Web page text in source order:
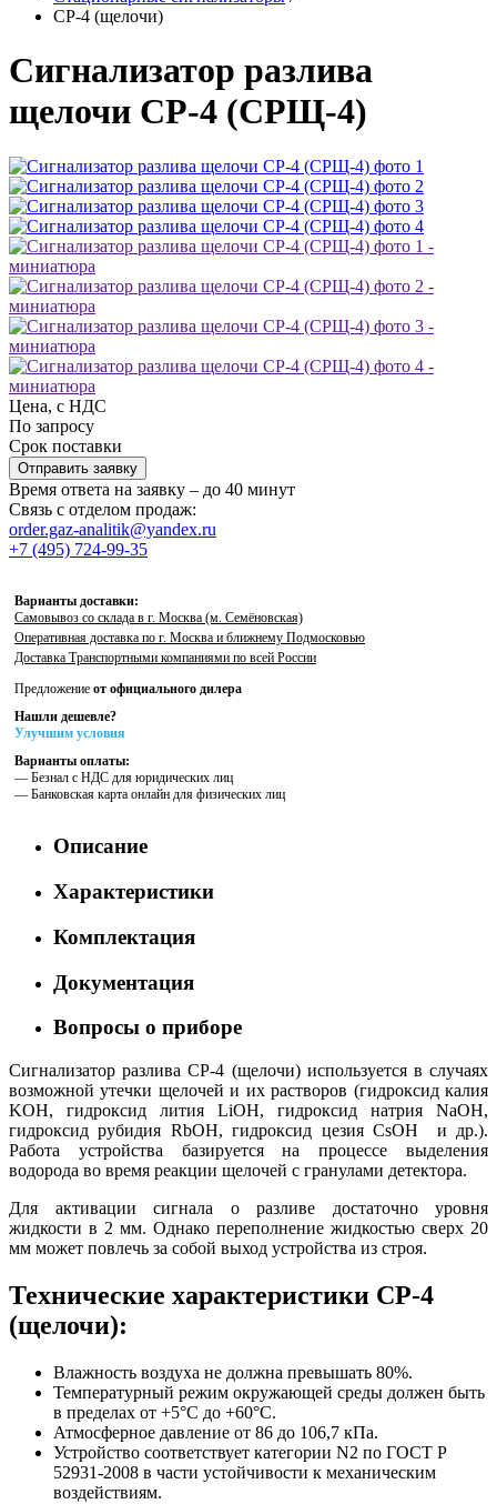
СР-4 (щелочи)
Сигнализатор разлива
щелочи СР-4 (СРЩ-4)
Цена, с НДС
По запросу
Срок поставки
Отправить заявку
Время ответа на заявку – до 40 минут
Связь с отделом продаж:
order.gaz-analitik@yandex.ru
+7 (495) 724-99-35
Варианты доставки:
Самовывоз со склада в г. Москва (м. Семёновская)
Оперативная доставка по г. Москва и ближнему Подмосковью
Доставка Транспортными компаниями по всей России
Предложение от официального дилера
Нашли дешевле?
Улучшим условия
Варианты оплаты:
— Безнал с НДС для юридических лиц
— Банковская карта онлайн для физических лиц
Описание
Характеристики
Комплектация
Документация
Вопросы о приборе
Сигнализатор разлива СР-4 (щелочи) используется в случаях
возможной утечки щелочей и их растворов (гидроксид калия
KOH, гидроксид лития LiOH, гидроксид натрия NaOH,
гидроксид рубидия RbOH, гидроксид цезия CsOH и др.).
Работа устройства базируется на процессе выделения
водорода во время реакции щелочей с гранулами детектора.
Для активации сигнала о разливе достаточно уровня
жидкости в 2 мм. Однако переполнение жидкостью сверх 20
мм может повлечь за собой выход устройства из строя.
Технические характеристики СР-4
(щелочи):
Влажность воздуха не должна превышать 80%.
Температурный режим окружающей среды должен быть
в пределах от +5°С до +60°С.
Атмосферное давление от 86 до 106,7 кПа.
Устройство соответствует категории N2 по ГОСТ Р
52931-2008 в части устойчивости к механическим
воздействиям.